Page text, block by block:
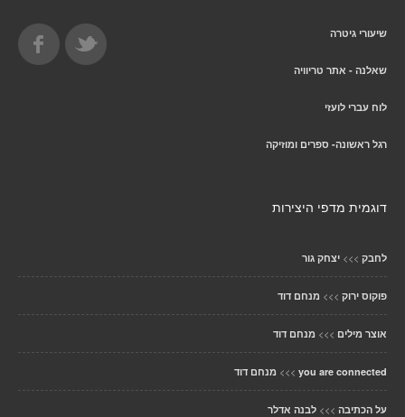
שיעורי גיטרה
שאלנה - אתר טריוויה
לוח עברי לועזי
רגל ראשונה- ספרים ומוזיקה
דוגמית מדפי היצירות
לחבק >>> יצחק גור
פוקוס ירוק >>> מנחם דוד
אוצר מילים >>> מנחם דוד
you are connected
>>> מנחם דוד
על הכתיבה >>> לבנה אדלר